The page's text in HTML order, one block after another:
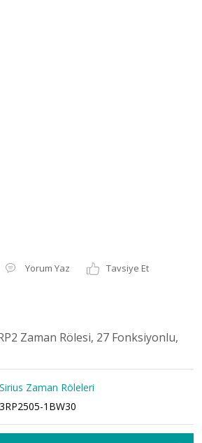
Yorum Yaz
Tavsiye Et
Zaman Rölesi, 27 Fonksiyonlu,
Sirius Zaman Röleleri
3RP2505-1BW30